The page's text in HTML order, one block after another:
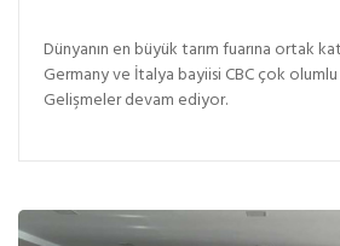
Dünyanın en büyük tarım fuarına ortak
Germany ve İtalya bayiisi CBC çok olumlu
Gelişmeler devam ediyor.